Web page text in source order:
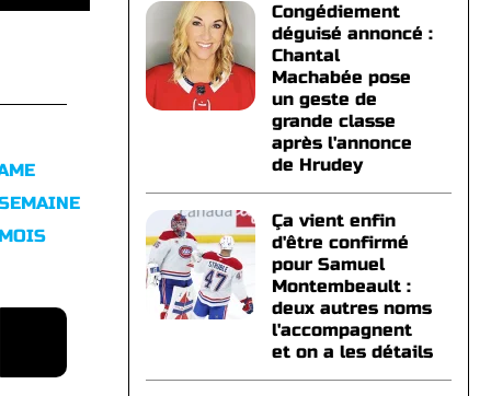
Congédiement
déguisé annoncé :
Chantal
Machabée pose
un geste de
grande classe
après l'annonce
de Hrudey
Ça vient enfin
d'être confirmé
pour Samuel
Montembeault :
deux autres noms
l'accompagnent
et on a les détails